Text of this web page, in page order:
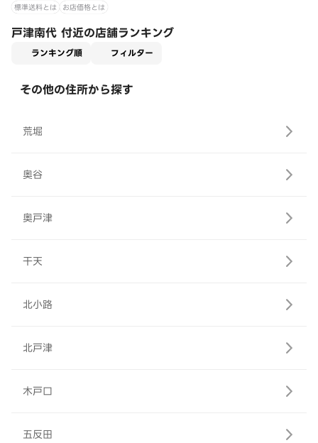
標準送料とは お店価格とは
戸津南代 付近の店舗ランキング
ランキング順 フィルター
その他の住所から探す
荒堀
奥谷
奥戸津
干天
北小路
北戸津
木戸口
五反田